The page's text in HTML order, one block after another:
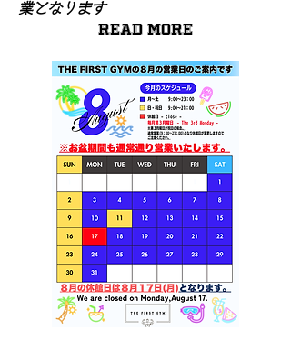
業となります
Read More